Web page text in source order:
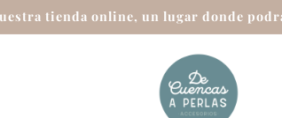
tienda online, un lugar donde